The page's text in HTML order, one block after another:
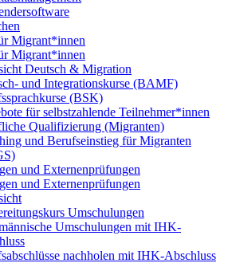
Migrant*innen
Migrant*innen
Deutsch & Migration
und Integrationskurse (BAMF)
(BSK)
für selbstzahlende Teilnehmer*innen
Qualifizierung (Migranten)
und Berufseinstieg für Migranten
und Externenprüfungen
und Externenprüfungen
Umschulungen
Umschulungen mit IHK-
nachholen mit IHK-Abschluss